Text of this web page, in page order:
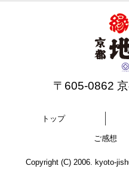
〒605-0862
トップ
ご感想
Copyright (C) 2006. kyoto-